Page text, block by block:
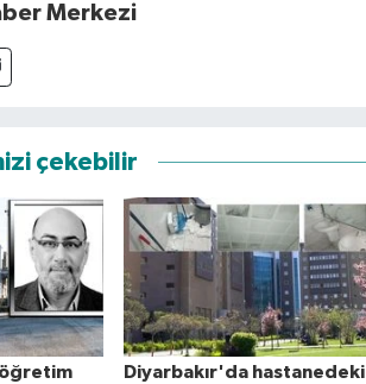
Merkezi
çekebilir
Diyarbakır'da hastanedeki